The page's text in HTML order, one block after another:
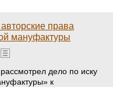
права
мануфактуры
дело по иску
к